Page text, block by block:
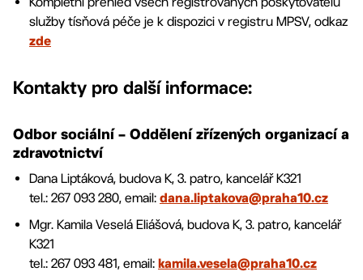
služby tísňová péče je k dispozici v registru MPSV, odkaz
zde
Kontakty pro další informace:
Odbor sociální – Oddělení zřízených organizací a
zdravotnictví
Dana Liptáková, budova K, 3. patro, kancelář K321
tel.: 267 093 280, email: dana.liptakova@praha10.cz
Mgr. Kamila Veselá Eliášová, budova K, 3. patro, kancelář
K321
tel.: 267 093 481, email: kamila.vesela@praha10.cz